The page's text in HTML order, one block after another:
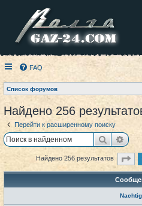
FAQ
Список форумов
Найдено 256
Перейти к расширенному поиску
Поиск
Найдено 256 результатов